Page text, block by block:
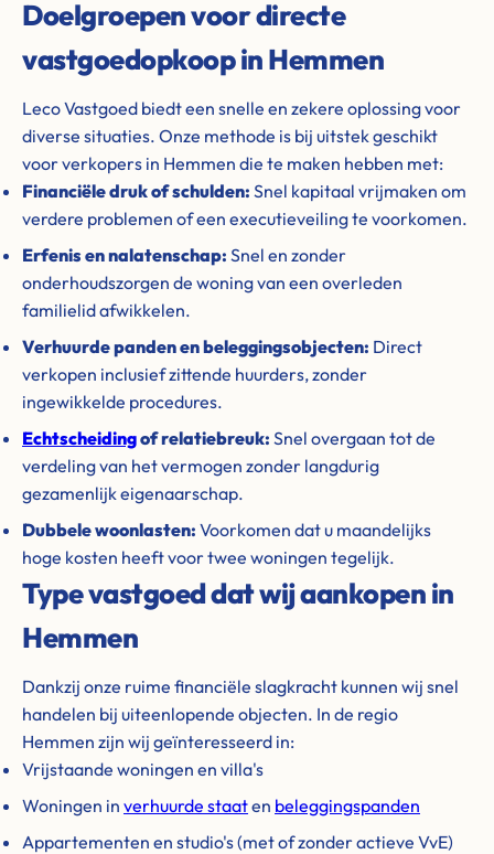
Doelgroepen voor directe
vastgoedopkoop in Hemmen
Leco Vastgoed biedt een snelle en zekere oplossing voor
diverse situaties. Onze methode is bij uitstek geschikt
voor verkopers in Hemmen die te maken hebben met:
Financiële druk of schulden: Snel kapitaal vrijmaken om
verdere problemen of een executieveiling te voorkomen.
Erfenis en nalatenschap: Snel en zonder
onderhoudszorgen de woning van een overleden
familielid afwikkelen.
Verhuurde panden en beleggingsobjecten: Direct
verkopen inclusief zittende huurders, zonder
ingewikkelde procedures.
Echtscheidingof relatiebreuk: Snel overgaan tot de
verdeling van het vermogen zonder langdurig
gezamenlijk eigenaarschap.
Dubbele woonlasten: Voorkomen dat u maandelijks
hoge kosten heeft voor twee woningen tegelijk.
Type vastgoed dat wij aankopen in
Hemmen
Dankzij onze ruime financiële slagkracht kunnen wij snel
handelen bij uiteenlopende objecten. In de regio
Hemmen zijn wij geïnteresseerd in:
Vrijstaande woningen en villa's
Woningen in verhuurde staaten beleggingspanden
Appartementen en studio's (met of zonder actieve VvE)